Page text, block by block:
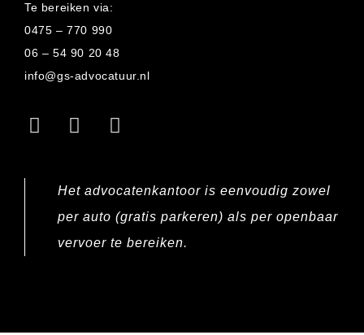
Te bereiken via:
0475 – 770 990
06 – 54 90 20 48
info@gs-advocatuur.nl
Het advocatenkantoor is eenvoudig zowel
per auto (gratis parkeren) als per openbaar
vervoer te bereiken.